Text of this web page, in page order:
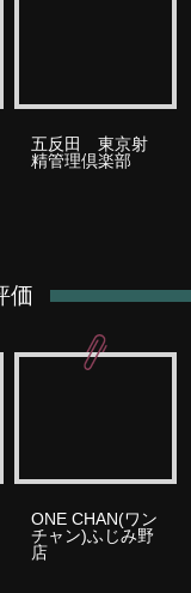
五反田 東京射
精管理倶楽部
価
ONE CHAN(ワン
チャン)ふじみ野
店